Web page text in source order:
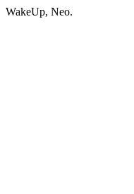
WakeUp, Neo.